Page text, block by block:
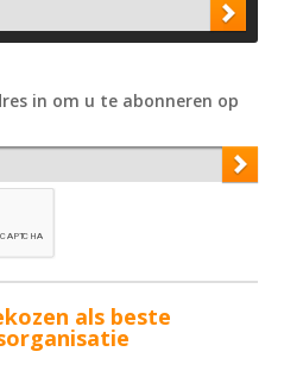
in om u te abonneren op
als beste